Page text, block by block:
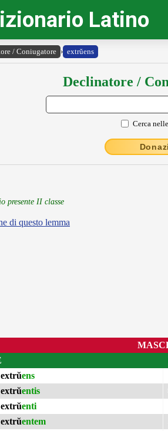
Latino
/ Coniugatore › extrŭens
Declinatore /
Cerca
presente II classe
di questo lemma
extrŭens
extrŭentis
extrŭenti
extrŭentem